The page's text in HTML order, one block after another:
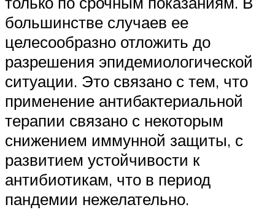
большинстве случаев ее
целесообразно отложить до
разрешения эпидемиологической
ситуации. Это связано с тем, что
применение антибактериальной
терапии связано с некоторым
снижением иммунной защиты, с
развитием устойчивости к
антибиотикам, что в период
пандемии нежелательно.